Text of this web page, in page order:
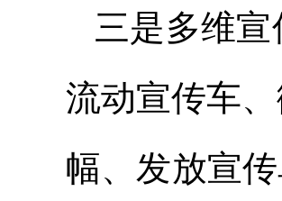
三是多维
流动宣传车
幅、发放宣